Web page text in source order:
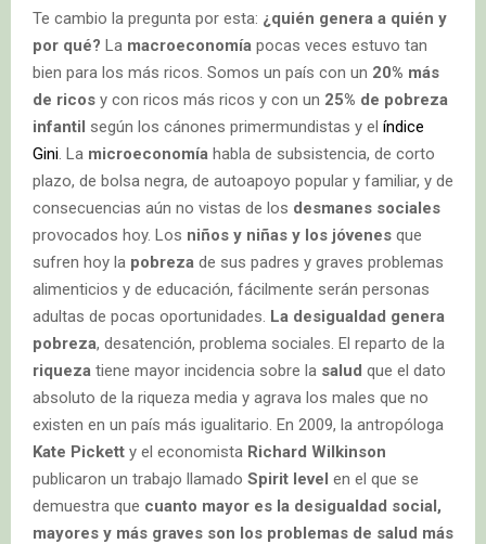
Te cambio la pregunta por esta: ¿quién genera a quién y
por qué? La macroeconomía pocas veces estuvo tan
bien para los más ricos. Somos un país con un 20% más
de ricos y con ricos más ricos y con un 25% de pobreza
infantil según los cánones primermundistas y el índice
Gini. La microeconomía habla de subsistencia, de corto
plazo, de bolsa negra, de autoapoyo popular y familiar, y de
consecuencias aún no vistas de los desmanes sociales
provocados hoy. Los niños y niñas y los jóvenes que
sufren hoy la pobreza de sus padres y graves problemas
alimenticios y de educación, fácilmente serán personas
adultas de pocas oportunidades. La desigualdad genera
pobreza, desatención, problema sociales. El reparto de la
riqueza tiene mayor incidencia sobre la salud que el dato
absoluto de la riqueza media y agrava los males que no
existen en un país más igualitario. En 2009, la antropóloga
Kate Pickett y el economista Richard Wilkinson
publicaron un trabajo llamado Spirit level en el que se
demuestra que cuanto mayor es la desigualdad social,
mayores y más graves son los problemas de salud más